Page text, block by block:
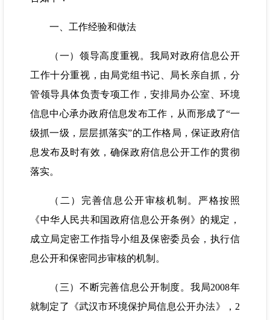
一、工作经验和做法
（一）领导高度重视。我局对政府信息公开
工作十分重视，由局党组书记、局长亲自抓，分
管领导具体负责专项工作，安排局办公室、环境
信息中心承办政府信息发布工作，从而形成了“一
级抓一级，层层抓落实”的工作格局，保证政府信
息发布及时有效，确保政府信息公开工作的贯彻
落实。
（二）完善信息公开审核机制。严格按照
《中华人民共和国政府信息公开条例》的规定，
成立局定密工作指导小组及保密委员会，执行信
息公开和保密同步审核的机制。
（三）不断完善信息公开制度。我局2008年
就制定了《武汉市环境保护局信息公开办法》，2